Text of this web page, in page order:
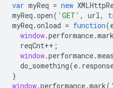
var myReq = new
myReq .open( 'GET' , url,
myReq .onload = function(
window.performance.mark
reqCnt++ ;
window.performance.
do_something(e.
}
window.performance.mark(